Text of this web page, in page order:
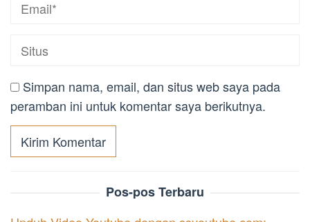
Simpan nama, email, dan situs web saya pada
peramban ini untuk komentar saya berikutnya.
Pos-pos Terbaru